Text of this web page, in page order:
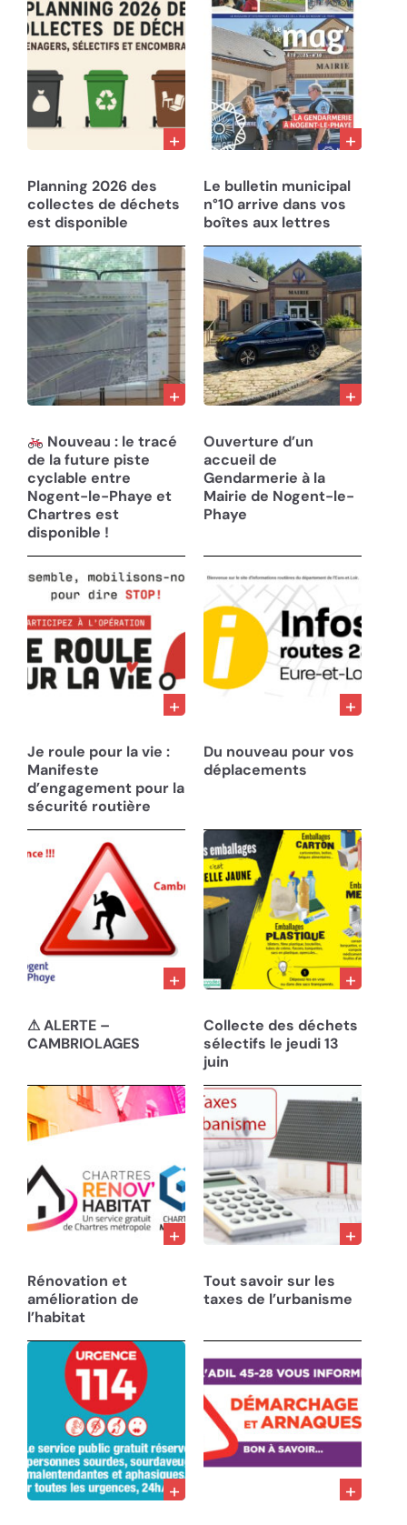
Planning 2026 des
collectes de déchets
est disponible
Le bulletin municipal
n°10 arrive dans vos
boîtes aux lettres
Nouveau : le tracé
de la future piste
cyclable entre
Nogent-le-Phaye et
Chartres est
disponible !
Ouverture d’un
accueil de
Gendarmerie à la
Mairie de Nogent-le-
Phaye
Je roule pour la vie :
Manifeste
d’engagement pour la
sécurité routière
Du nouveau pour vos
déplacements
⚠ ALERTE –
CAMBRIOLAGES
Collecte des déchets
sélectifs le jeudi 13
juin
Rénovation et
amélioration de
l’habitat
Tout savoir sur les
taxes de l’urbanisme